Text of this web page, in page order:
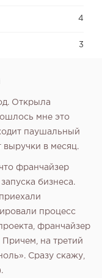
4
3
Открыла
мне это
паушальный
выручки в месяц.
франчайзер
бизнеса.
процесс
франчайзер
на третий
Сразу скажу,